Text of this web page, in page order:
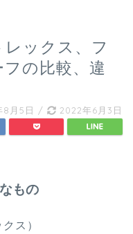
ックス、フ
の比較、違
8月5日 / 2022年6月3日
もの
ス）